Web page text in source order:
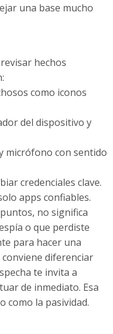
una base mucho
hechos
como iconos
del dispositivo y
micrófono con sentido
credenciales clave.
apps confiables.
no significa
o que perdiste
para hacer una
diferenciar
te invita a
de inmediato. Esa
como la pasividad.